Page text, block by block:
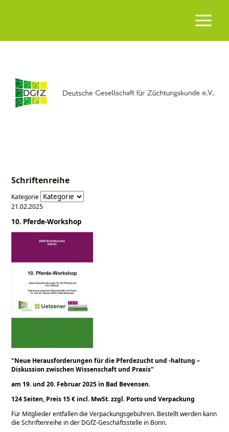
Schriftenreihe
Kategorie
21.02.2025
10. Pferde-Workshop
Neue Herausforderungen für die Pferdezucht und -haltung –
Diskussion zwischen Wissenschaft und Praxis
am 19. und 20. Februar 2025 in Bad Bevensen.
124 Seiten, Preis 15 € incl. MwSt. zzgl. Porto und Verpackung
Für Mitglieder entfallen die Verpackungsgebühren. Bestellt werden kann
die Schriftenreihe in der DGfZ-Geschäftsstelle in Bonn.